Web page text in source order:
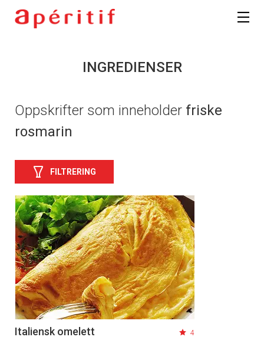
INGREDIENSER
Oppskrifter som inneholder friske
rosmarin
FILTRERING
Italiensk omelett 4